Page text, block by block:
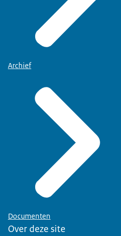
Archief
Documenten
Over deze site